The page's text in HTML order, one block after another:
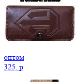
оптом
325. p